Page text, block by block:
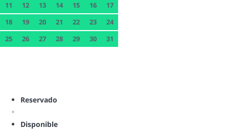
11
12 13 14 15 16
17
18
19 20 21 22 23
24
25
26 27 28 29 30 31
Reservado
Disponible